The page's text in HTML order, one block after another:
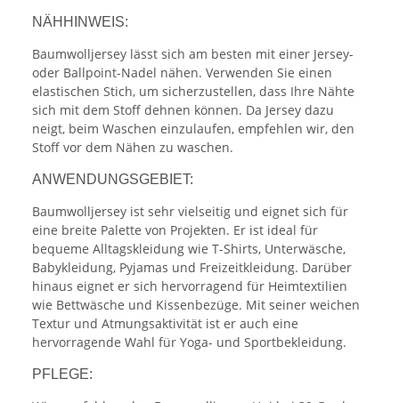
NÄHHINWEIS:
Baumwolljersey lässt sich am besten mit einer Jersey-
oder Ballpoint-Nadel nähen. Verwenden Sie einen
elastischen Stich, um sicherzustellen, dass Ihre Nähte
sich mit dem Stoff dehnen können. Da Jersey dazu
neigt, beim Waschen einzulaufen, empfehlen wir, den
Stoff vor dem Nähen zu waschen.
ANWENDUNGSGEBIET:
Baumwolljersey ist sehr vielseitig und eignet sich für
eine breite Palette von Projekten. Er ist ideal für
bequeme Alltagskleidung wie T-Shirts, Unterwäsche,
Babykleidung, Pyjamas und Freizeitkleidung. Darüber
hinaus eignet er sich hervorragend für Heimtextilien
wie Bettwäsche und Kissenbezüge. Mit seiner weichen
Textur und Atmungsaktivität ist er auch eine
hervorragende Wahl für Yoga- und Sportbekleidung.
PFLEGE: